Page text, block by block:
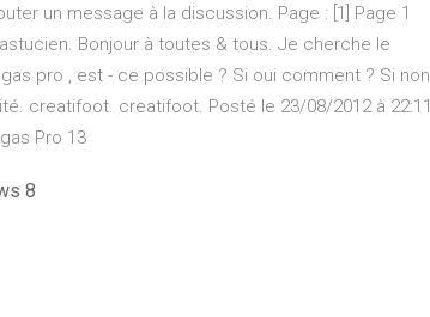
un message à la discussion. Page : [1] Page 1
Bonjour à toutes & tous. Je cherche le
pro , est - ce possible ? Si oui comment ? Si non
creatifoot. creatifoot. Posté le 23/08/2012 à 22:11
Pro 13
8